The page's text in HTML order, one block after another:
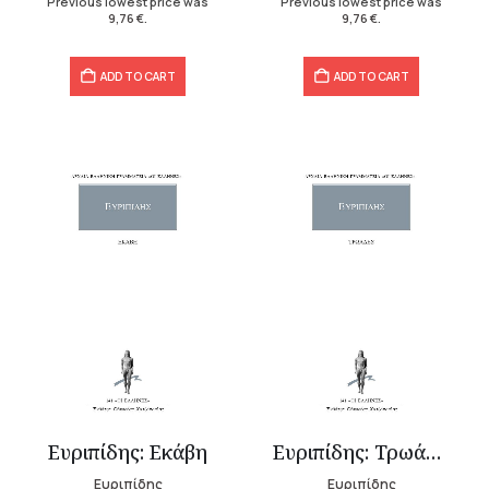
9,76 €.
ADD TO CART
9,76 €.
ADD TO CART
Ευριπίδης: Εκάβη
Ευριπίδης
Ευριπίδης: Τρωάδες
Ευριπίδης